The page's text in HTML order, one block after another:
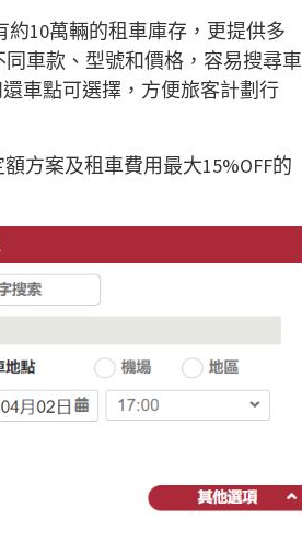
約10萬輛的租車庫存，更提供多
車款、型號和價格，容易搜尋車
車點可選擇，方便旅客計劃行
方案及租車費用最大15%OFF的